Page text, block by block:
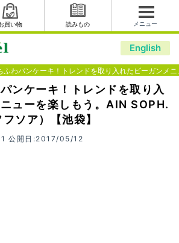
買い物 読みもの メニュー
English
ふわパンケーキ！トレンドを取り入れたビーガンメ
ンケーキ！トレンドを取り入
ューを楽しもう。AIN SOPH.
ソア）【池袋】
公開日:2017/05/12